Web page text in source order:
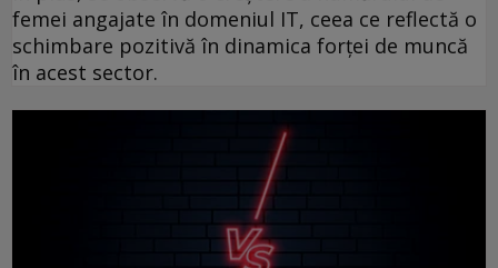
femei angajate în domeniul IT, ceea ce reflectă o
schimbare pozitivă în dinamica forței de muncă
în acest sector.